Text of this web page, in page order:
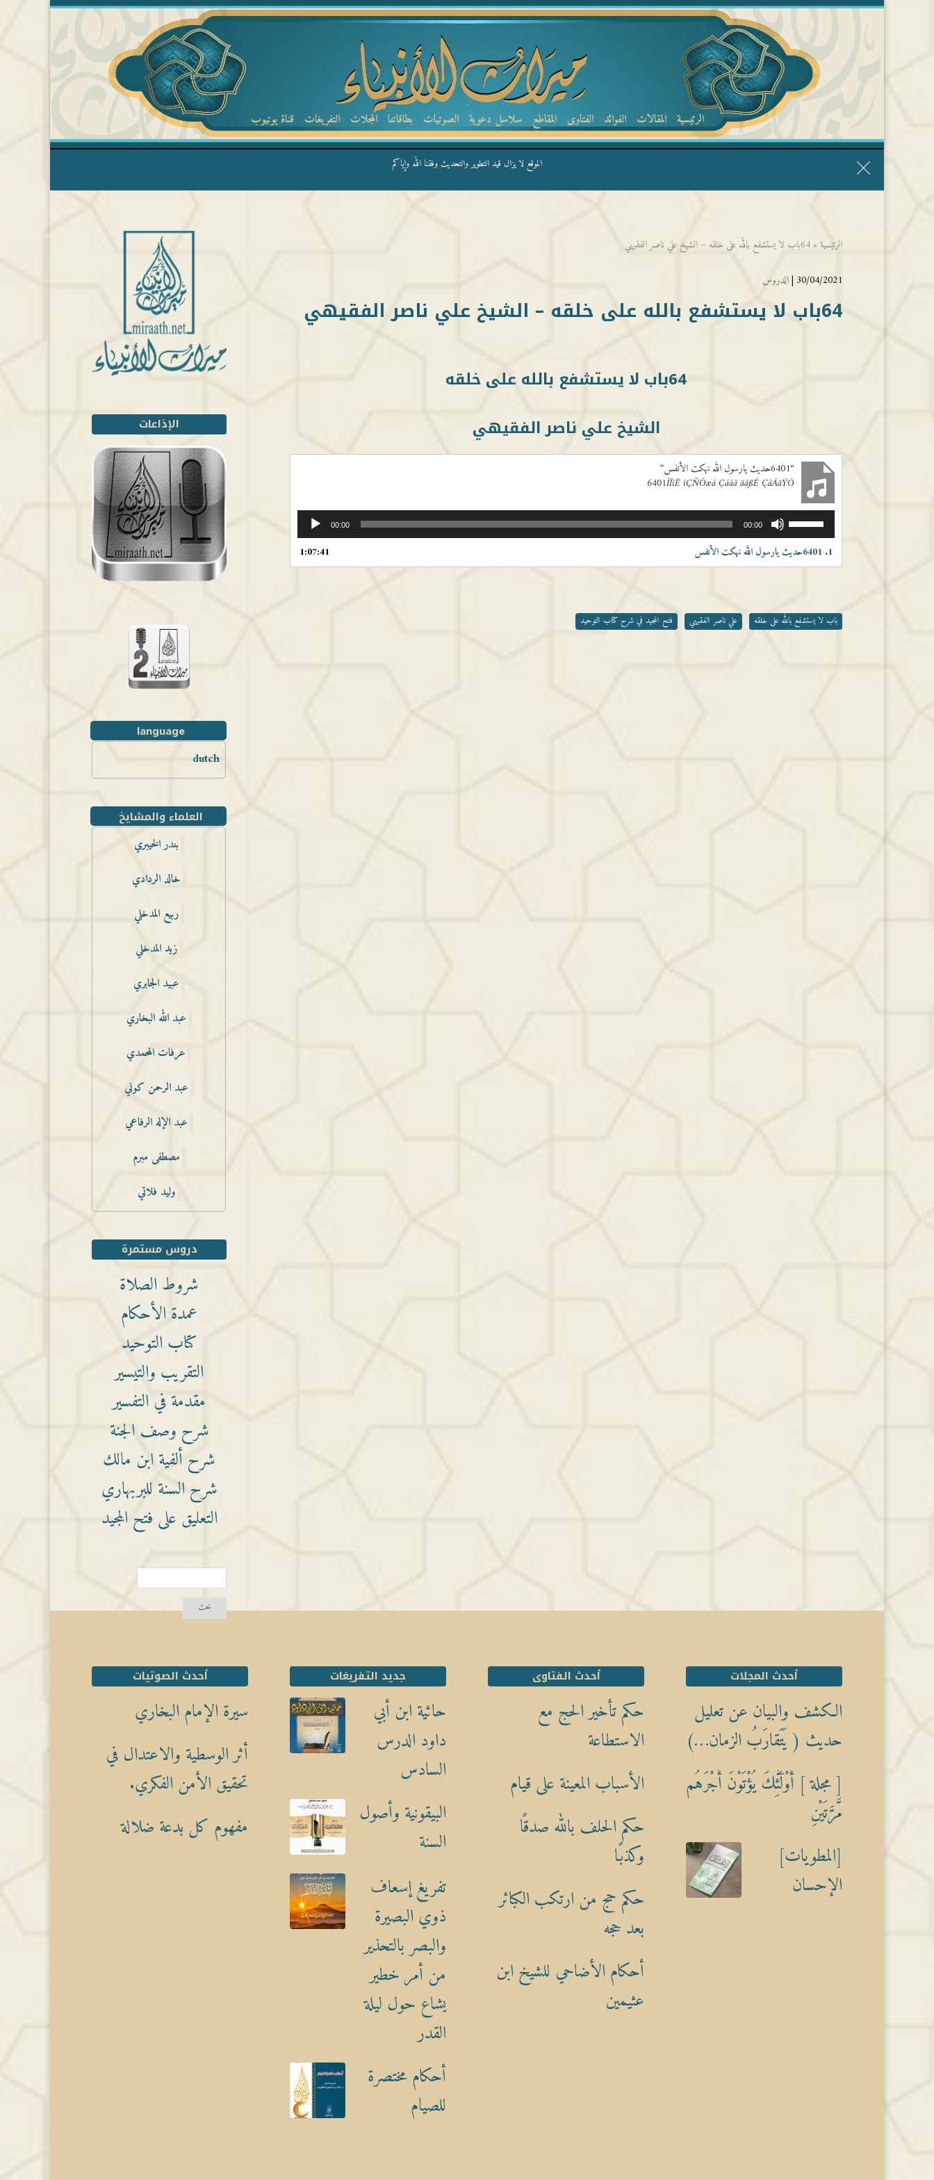
الرئيسية المقالات الفوائد الفتاوى المقاطع سلاسل دعوية الصوتيات بطاقاتنا المجلات التفريغات قناة يوتيوب
الموقع لا يزال قيد التطوير والتحديث وفقنا الله وإياكم
الرئيسية » 64باب لا يستشفع بالله على خلقه – الشيخ علي ناصر الفقيهي
30/04/2021 | الدروس
64باب لا يستشفع بالله على خلقه – الشيخ علي ناصر الفقيهي
64باب لا يستشفع بالله على خلقه
الشيخ علي ناصر الفقيهي
“6401حديث يارسول الله نهكت الأنفس”
6401ÍÏíË íÇÑÓæá Çááå äåßÊ ÇáÃäÝÓ
مشغل
الصوت
00:00 00:00
أعلى/
خفض
مستوى
1. 6401حديث يارسول الله نهكت الأنفس 1:07:41
باب لا يستشفع بالله على خلقه علي ناصر الفقيهي فتح المجيد في شرح كتاب التوحيد
الإذاعات
language
dutch
العلماء والمشايخ
بندر الخيبري
خالد الردادي
ربيع المدخلي
زيد المدخلي
عبيد الجابري
عبد الله البخاري
عرفات المحمدي
عبد الرحمن كوني
عبد الإله الرفاعي
مصطفى مبرم
وليد فلاتي
دروس مستمرة
شروط الصلاة
عمدة الأحكام
كتاب التوحيد
التقريب والتيسير
مقدمة في التفسير
شرح وصف الجنة
شرح ألفية ابن مالك
شرح السنة للبربهاري
التعليق على فتح المجيد
أحدث المجلات
الكشف والبيان عن تعليل
حديث ( يَتَقارَبُ الزمان…)
[ مجلة ] أُوْلَٰٓئِكَ يُؤْتَوْنَ أَجْرَهُم
مَّرَّتَيْنِ
[المطويات]
الإحسان
أحدث الفتاوى
حكم تأخير الحج مع
الاستطاعة
الأسباب المعينة على قيام
حكم الحلف بالله صدقًا
وكذبًا
حكم حج من ارتكب الكبائر
بعد حجه
أحكام الأضاحي للشيخ ابن
عثيمين
جديد التفريغات
حائية ابن أبي
داود الدرس
السادس
البيقونية وأصول
السنة
تفريغ إسعاف
ذوي البصيرة
والبصر بالتحذير
من أمر خطير
يشاع حول ليلة
القدر
أحكام مختصرة
للصيام
أحدث الصوتيات
سيرة الإمام البخاري
أثر الوسطية والاعتدال في
تحقيق الأمن الفكري.
مفهوم كل بدعة ضلالة